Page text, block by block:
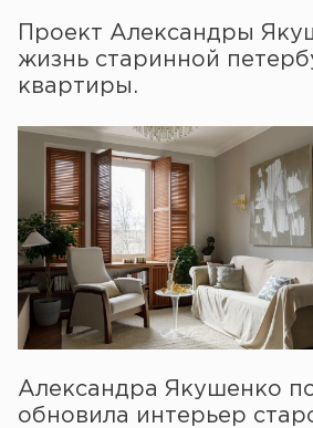
Проект Александры
жизнь старинной
квартиры.
Александра Якушенко
обновила интерьер